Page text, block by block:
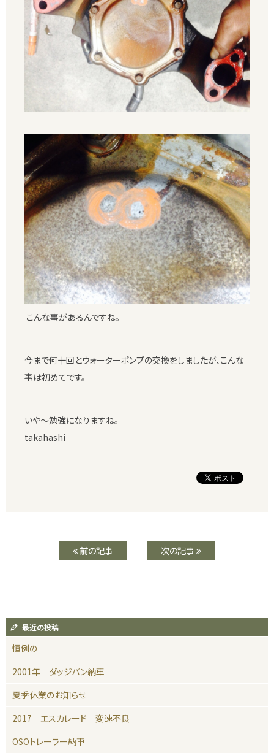
こんな事があるんですね。
今まで何十回とウォーターポンプの交換をしましたが、こんな
事は初めてです。
いや〜勉強になりますね。
takahashi
前の記事 次の記事
最近の投稿
恒例の
2001年 ダッジバン納車
夏季休業のお知らせ
2017 エスカレード 変速不良
OSOトレーラー納車